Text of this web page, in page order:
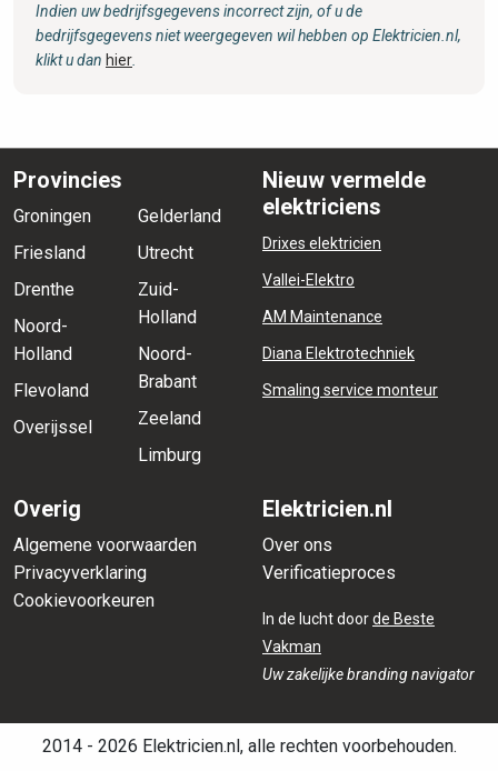
Indien uw bedrijfsgegevens incorrect zijn, of u de
bedrijfsgegevens niet weergegeven wil hebben op Elektricien.nl,
klikt u dan hier
Provincies
Groningen
Friesland
Drenthe
Noord-
Holland
Flevoland
Overijssel
Gelderland
Utrecht
Zuid-
Holland
Noord-
Brabant
Zeeland
Limburg
Nieuw vermelde
elektriciens
Drixes elektricien
Vallei-Elektro
AM Maintenance
Diana Elektrotechniek
Smaling service monteur
Overig
Algemene voorwaarden
Privacyverklaring
Cookievoorkeuren
Elektricien.nl
Over ons
Verificatieproces
In de lucht doorde Beste
Vakman
Uw zakelijke branding navigator
2014 - 2026 Elektricien.nl, alle rechten voorbehouden.